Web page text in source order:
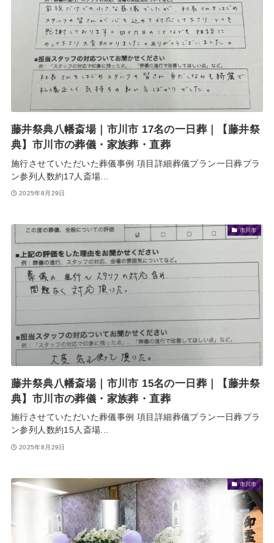
藤井祭典八幡斎場｜市川市 17名の一日葬｜【藤井祭
典】市川市の葬儀・家族葬・直葬
施行させていただいた葬儀事例 項目詳細葬儀プラン一日葬プラ
ン参列人数約17人斎場...
2025年8月29日
市川市
藤井祭典八幡斎場｜市川市 15名の一日葬｜【藤井祭
典】市川市の葬儀・家族葬・直葬
施行させていただいた葬儀事例 項目詳細葬儀プラン一日葬プラ
ン参列人数約15人斎場...
2025年8月29日
市川市